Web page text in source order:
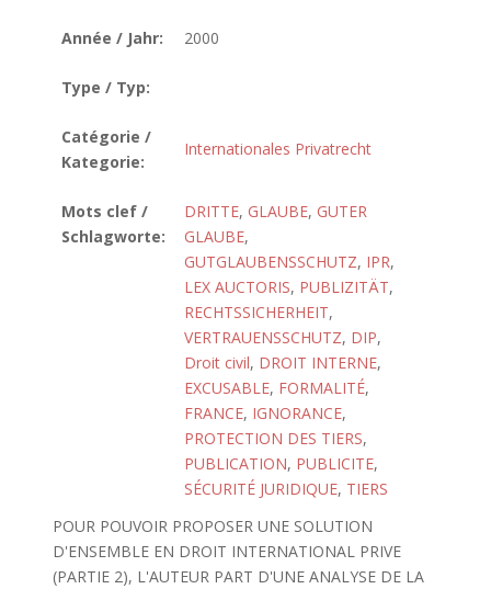
Année / Jahr: 2000
Type / Typ:
Catégorie /
Kategorie:
Internationales Privatrecht
Mots clef /
Schlagworte:
DRITTE, GLAUBE, GUTER
GLAUBE,
GUTGLAUBENSSCHUTZ, IPR,
LEX AUCTORIS, PUBLIZITÄT,
RECHTSSICHERHEIT,
VERTRAUENSSCHUTZ, DIP,
Droit civil, DROIT INTERNE,
EXCUSABLE, FORMALITÉ,
FRANCE, IGNORANCE,
PROTECTION DES TIERS,
PUBLICATION, PUBLICITE,
SÉCURITÉ JURIDIQUE, TIERS
POUR POUVOIR PROPOSER UNE SOLUTION
D'ENSEMBLE EN DROIT INTERNATIONAL PRIVE
(PARTIE 2), L'AUTEUR PART D'UNE ANALYSE DE LA